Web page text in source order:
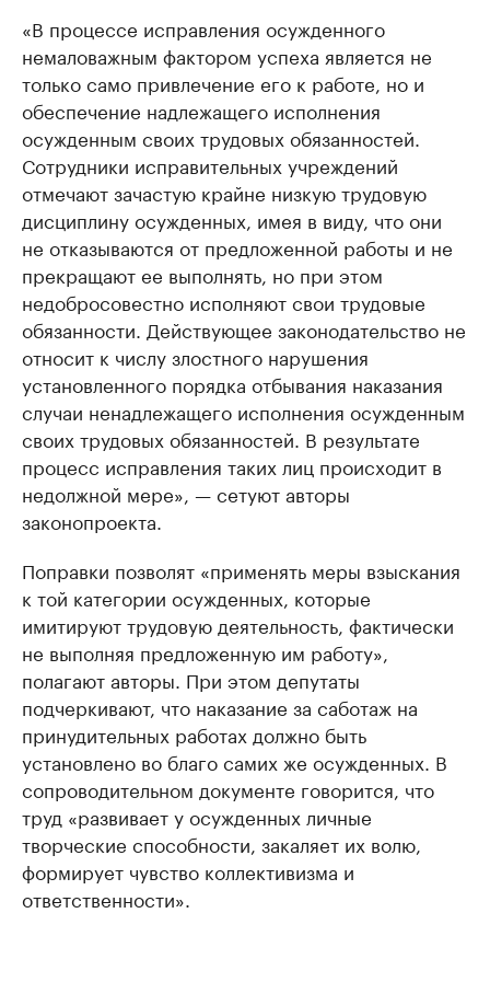
«В процессе исправления осужденного
немаловажным фактором успеха является не
только само привлечение его к работе, но и
обеспечение надлежащего исполнения
осужденным своих трудовых обязанностей.
Сотрудники исправительных учреждений
отмечают зачастую крайне низкую трудовую
дисциплину осужденных, имея в виду, что они
не отказываются от предложенной работы и не
прекращают ее выполнять, но при этом
недобросовестно исполняют свои трудовые
обязанности. Действующее законодательство не
относит к числу злостного нарушения
установленного порядка отбывания наказания
случаи ненадлежащего исполнения осужденным
своих трудовых обязанностей. В результате
процесс исправления таких лиц происходит в
недолжной мере», — сетуют авторы
законопроекта.
Поправки позволят «применять меры взыскания
к той категории осужденных, которые
имитируют трудовую деятельность, фактически
не выполняя предложенную им работу»,
полагают авторы. При этом депутаты
подчеркивают, что наказание за саботаж на
принудительных работах должно быть
установлено во благо самих же осужденных. В
сопроводительном документе говорится, что
труд «развивает у осужденных личные
творческие способности, закаляет их волю,
формирует чувство коллективизма и
ответственности».